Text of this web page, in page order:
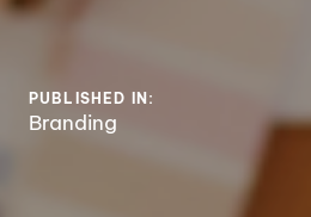
PUBLISHED IN:
Branding